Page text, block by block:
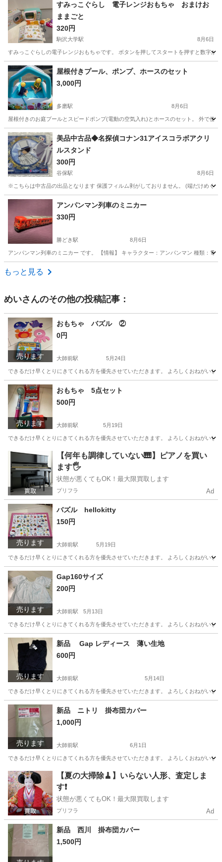
すみっこぐらし 電子レンジおもちゃ おまけお
ままごと
320円
駒沢大学駅 8月6日
すみっこぐらしの電子レンジおもちゃです。 ボタンを押してスタートを押すと数字
東京 世田谷区 駒沢大学駅 その他 すみっこぐらし
屋根付きプール、ポンプ、ホースのセット
3,000円
多磨駅 8月6日
屋根付きのお庭プールとスピードポンプ(電動の空気入れ)とホースのセット。 外で使
東京 府中市 多磨駅 おもちゃ プール
美品中古品◆名探偵コナン31アイスコラボアクリ
ルスタンド
300円
谷保駅 8月6日
※こちらは中古品の出品となります 保護フィルム剥がしておりません。 (端だけめく
東京 国立市 谷保駅 その他 名探偵コナン
アンパンマン列車のミニカー
330円
勝どき駅 8月6日
アンパンマン列車のミニカー です。 【情報】 キャラクター：アンパンマン 種類：電
東京 中央区
もっと見る
めいさんのその他の投稿記事：
売ります
おもちゃ バズル ②
0円
大師前駅 5月24日
できるだけ早くとりにきてくれる方を優先させていただきます。 よろしくおねがいし
東京 足立区 大師前駅 おもちゃ
売ります
おもちゃ 5点セット
500円
大師前駅 5月19日
できるだけ早くとりにきてくれる方を優先させていただきます。 よろしくおねがいし
東京 足立区 大師前駅 おもちゃ セット
【何年も調律していない🎹】ピアノを買い
ます🖐️
状態が悪くてもOK！最大限買取します
プリフラ Ad
売ります
バズル hellokitty
150円
大師前駅 5月19日
できるだけ早くとりにきてくれる方を優先させていただきます。 よろしくおねがいし
東京 足立区 大師前駅 おもちゃ
売ります
Gap160サイズ
200円
大師前駅 5月13日
できるだけ早くとりにきてくれる方を優先させていただきます。 よろしくおねがいし
東京 足立区 大師前駅 キッズ用品
売ります
新品 Gap レディース 薄い生地
600円
大師前駅 5月14日
できるだけ早くとりにきてくれる方を優先させていただきます。 よろしくおねがいし
東京 足立区 大師前駅 パンツ 新品
売ります
新品 ニトリ 掛布団カバー
1,000円
大師前駅 6月1日
できるだけ早くとりにきてくれる方を優先させていただきます。 よろしくおねがいし
東京 足立区 大師前駅 寝具 ニトリ
【夏の大掃除🧹】いらない人形、査定しま
す❗️
状態が悪くてもOK！最大限買取します
プリフラ Ad
新品 西川 掛布団カバー
1,500円